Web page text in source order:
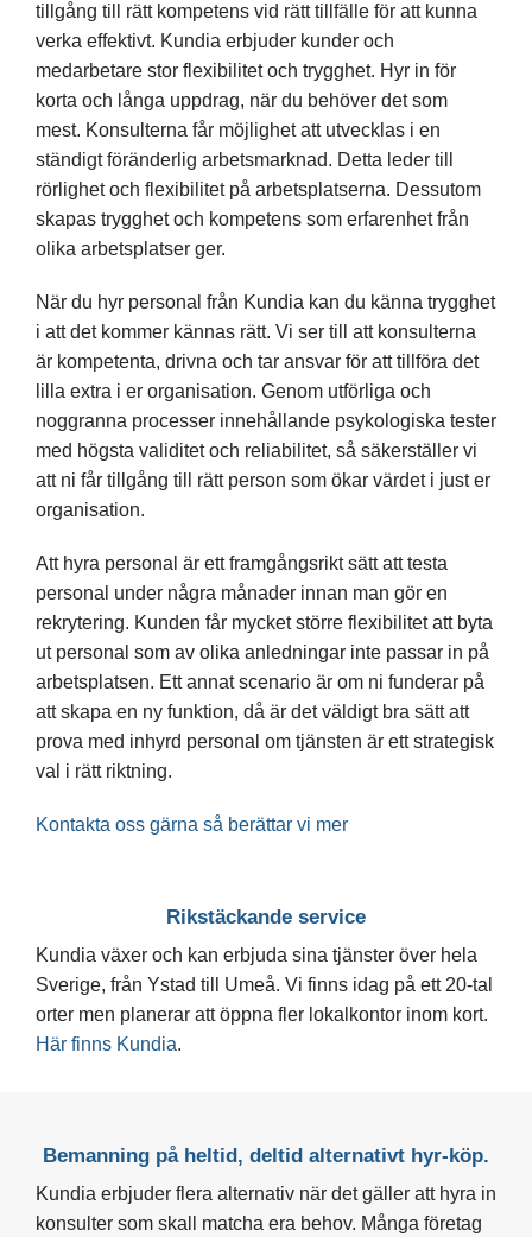
tillgång till rätt kompetens vid rätt tillfälle för att kunna
verka effektivt. Kundia erbjuder kunder och
medarbetare stor flexibilitet och trygghet. Hyr in för
korta och långa uppdrag, när du behöver det som
mest. Konsulterna får möjlighet att utvecklas i en
ständigt föränderlig arbetsmarknad. Detta leder till
rörlighet och flexibilitet på arbetsplatserna. Dessutom
skapas trygghet och kompetens som erfarenhet från
olika arbetsplatser ger.
När du hyr personal från Kundia kan du känna trygghet
i att det kommer kännas rätt. Vi ser till att konsulterna
är kompetenta, drivna och tar ansvar för att tillföra det
lilla extra i er organisation. Genom utförliga och
noggranna processer innehållande psykologiska tester
med högsta validitet och reliabilitet, så säkerställer vi
att ni får tillgång till rätt person som ökar värdet i just er
organisation.
Att hyra personal är ett framgångsrikt sätt att testa
personal under några månader innan man gör en
rekrytering. Kunden får mycket större flexibilitet att byta
ut personal som av olika anledningar inte passar in på
arbetsplatsen. Ett annat scenario är om ni funderar på
att skapa en ny funktion, då är det väldigt bra sätt att
prova med inhyrd personal om tjänsten är ett strategisk
val i rätt riktning.
Kontakta oss gärna så berättar vi mer
Rikstäckande service
Kundia växer och kan erbjuda sina tjänster över hela
Sverige, från Ystad till Umeå. Vi finns idag på ett 20-tal
orter men planerar att öppna fler lokalkontor inom kort.
Här finns Kundia.
Bemanning på heltid, deltid alternativt hyr-köp.
Kundia erbjuder flera alternativ när det gäller att hyra in
konsulter som skall matcha era behov. Många företag